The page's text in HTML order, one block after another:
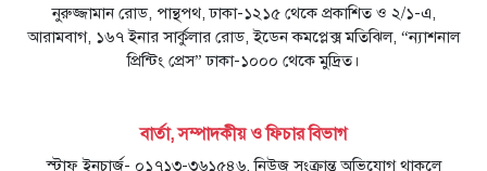
নুরুজ্জামান রোড, পান্থপথ, ঢাকা-১২১৫ থেকে প্রকাশিত ও ২/১-এ,
আরামবাগ, ১৬৭ ইনার সার্কুলার রোড, ইডেন কমপ্লেক্স মতিঝিল, “ন্যাশনাল
প্রিন্টিং প্রেস” ঢাকা-১০০০ থেকে মুদ্রিত।
বার্তা, সম্পাদকীয় ও ফিচার বিভাগ
স্টাফ ইনচার্জ- ০১৭১৩-৩৬১৫৪৬, নিউজ সংক্রান্ত অভিযোগ থাকলে